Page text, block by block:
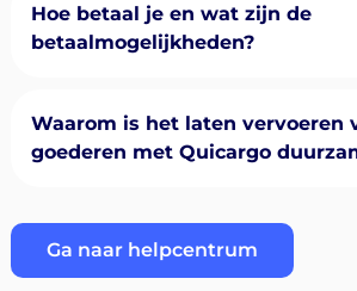
Hoe betaal je en wat zijn de
betaalmogelijkheden?
Waarom is het laten vervoeren
goederen met Quicargo
Ga naar helpcentrum